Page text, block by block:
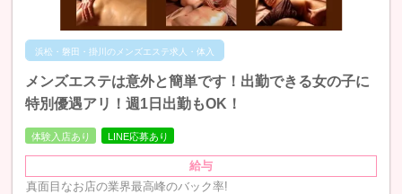
浜松・磐田・掛川のメンズエステ求人・体入
メンズエステは意外と簡単です！出勤できる女の子に
特別優遇アリ！週1日出勤もOK！
体験入店あり LINE応募あり
給与
真面目なお店の業界最高峰のバック率!